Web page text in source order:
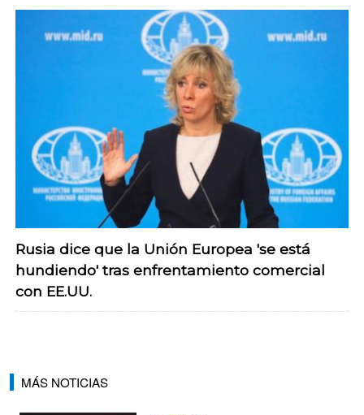
Rusia dice que la Unión Europea 'se está
hundiendo' tras enfrentamiento comercial
con EE.UU.
MÁS NOTICIAS